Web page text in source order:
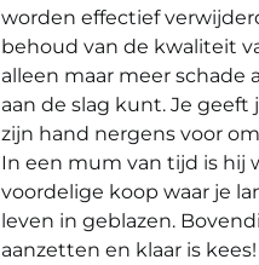
worden effectief
behoud van de kwaliteit
alleen maar meer schade
aan de slag kunt. Je
zijn hand nergens voor
In een mum van tijd is hij
voordelige koop waar je
leven in geblazen.
aanzetten en klaar is kees!